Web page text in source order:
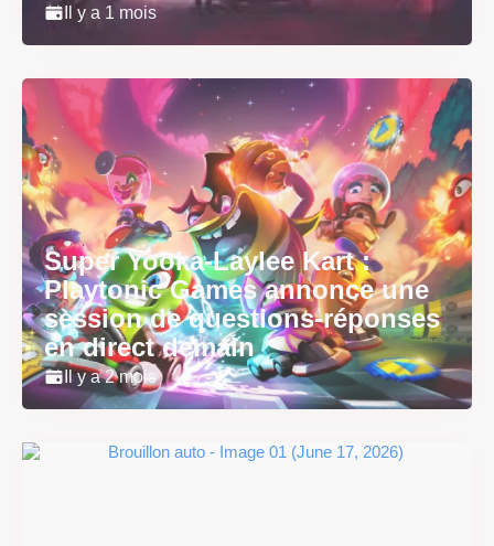
Il y a 1 mois
Super Yooka-Laylee Kart :
Playtonic Games annonce une
session de questions-réponses
en direct demain
Il y a 2 mois